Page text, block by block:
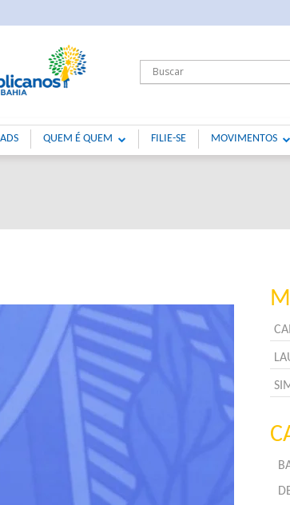
QUEM É QUEM FILIE-SE MOVIMENTOS